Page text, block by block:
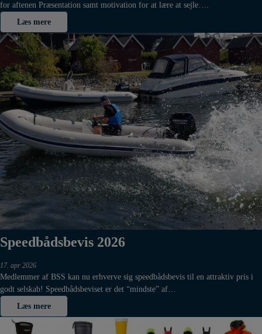
for aftenen Præsentation samt motivation for at lære at sejle….
Læs mere
Speedbådsbevis 2026
17. apr 2026
Medlemmer af BSS kan nu erhverve sig speedbådsbevis til en attraktiv pris i
godt selskab! Speedbådsbeviset er det “mindste” af…
Læs mere